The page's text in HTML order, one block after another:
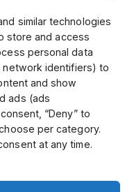
similar technologies
store and access
personal data
network identifiers) to
and show
ads (ads
“Deny” to
per category.
at any time.
i
Genom vår
fokusering på kvalitet
utbud till
specialanpassade
verkstad. Vi är
45001.